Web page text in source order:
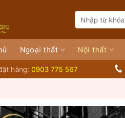
for:
Ngoại thất Nội thất
hàng: 0903 775 567